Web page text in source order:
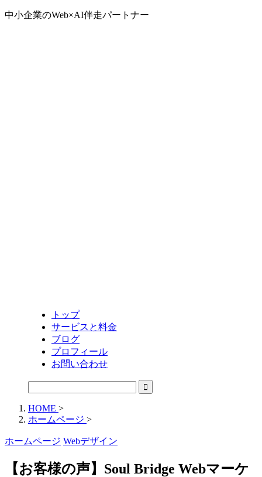
中小企業のWeb×AI伴走パートナー
トップ
サービスと料金
ブログ
プロフィール
お問い合わせ
HOME >
ホームページ >
ホームページ Webデザイン
【お客様の声】Soul Bridge Webマーケ